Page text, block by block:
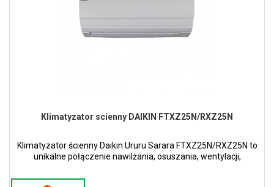
Klimatyzator scienny DAIKIN FTXZ25N/RXZ25N
Klimatyzator ścienny Daikin Ururu Sarara FTXZ25N/RXZ25N to
unikalne połączenie nawilżania, osuszania, wentylacji,
najwyższymi wartościami efektywności.